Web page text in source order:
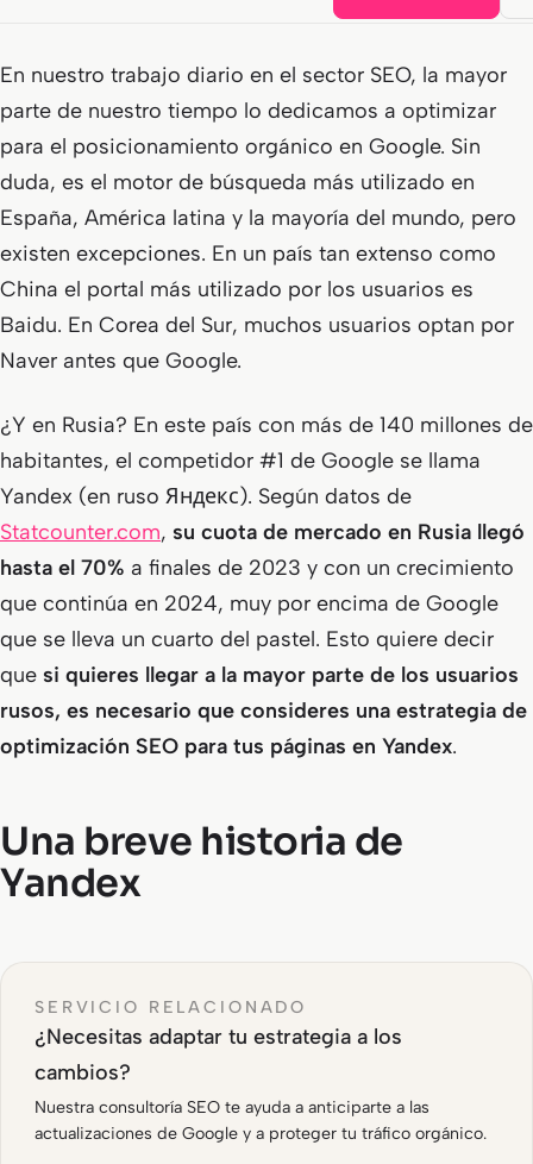
En nuestro trabajo diario en el sector SEO, la mayor
parte de nuestro tiempo lo dedicamos a optimizar
para el posicionamiento orgánico en Google. Sin
duda, es el motor de búsqueda más utilizado en
España, América latina y la mayoría del mundo, pero
existen excepciones. En un país tan extenso como
China el portal más utilizado por los usuarios es
Baidu. En Corea del Sur, muchos usuarios optan por
Naver antes que Google.
¿Y en Rusia? En este país con más de 140 millones de
habitantes, el competidor #1 de Google se llama
Yandex (en ruso Яндекс). Según datos de
Statcounter.com, su cuota de mercado en Rusia llegó
hasta el 70% a finales de 2023 y con un crecimiento
que continúa en 2024, muy por encima de Google
que se lleva un cuarto del pastel. Esto quiere decir
que si quieres llegar a la mayor parte de los usuarios
rusos, es necesario que consideres una estrategia de
optimización SEO para tus páginas en Yandex.
Una breve historia de
Yandex
SERVICIO RELACIONADO
¿Necesitas adaptar tu estrategia a los
cambios?
Nuestra consultoría SEO te ayuda a anticiparte a las
actualizaciones de Google y a proteger tu tráfico orgánico.